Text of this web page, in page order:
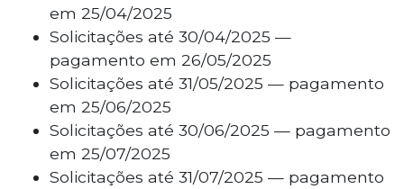
em 25/04/2025
Solicitações até 30/04/2025 —
pagamento em 26/05/2025
Solicitações até 31/05/2025 — pagamento
em 25/06/2025
Solicitações até 30/06/2025 — pagamento
em 25/07/2025
Solicitações até 31/07/2025 — pagamento